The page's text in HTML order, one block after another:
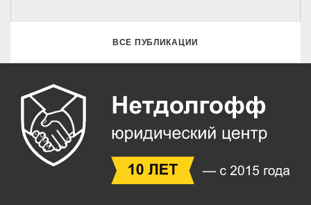
ВСЕ ПУБЛИКАЦИИ